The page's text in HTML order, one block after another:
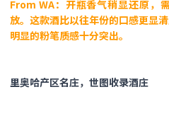
From WA：开瓶香气稍显还原，
放。这款酒比以往年份的口感更显
明显的粉笔质感十分突出。
里奥哈产区名庄，世图收录酒庄